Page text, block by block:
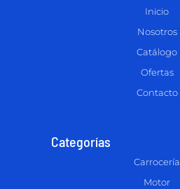
Inicio
Nosotros
Catálogo
Ofertas
Contacto
Categorías
Carrocería
Motor